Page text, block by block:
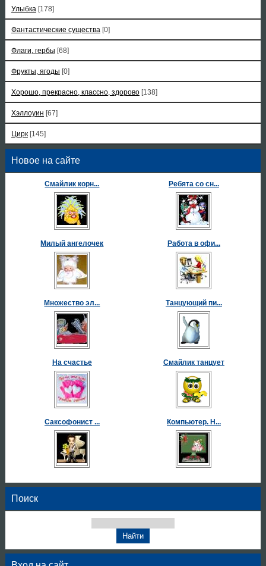
Улыбка [178]
Фантастические существа [0]
Флаги, гербы [68]
Фрукты, ягоды [0]
Хорошо, прекрасно, классно, здорово [138]
Хэллоуин [67]
Цирк [145]
Новое на сайте
Смайлик корн... Ребята со сн...
Милый ангелочек Работа в офи...
Множество эл... Танцующий пи...
На счастье Смайлик танцует
Саксофонист ... Компьютер. Н...
Поиск